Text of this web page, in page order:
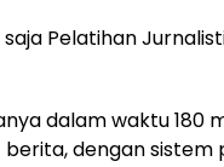
Pelatihan
dalam waktu 180
berita, dengan sistem